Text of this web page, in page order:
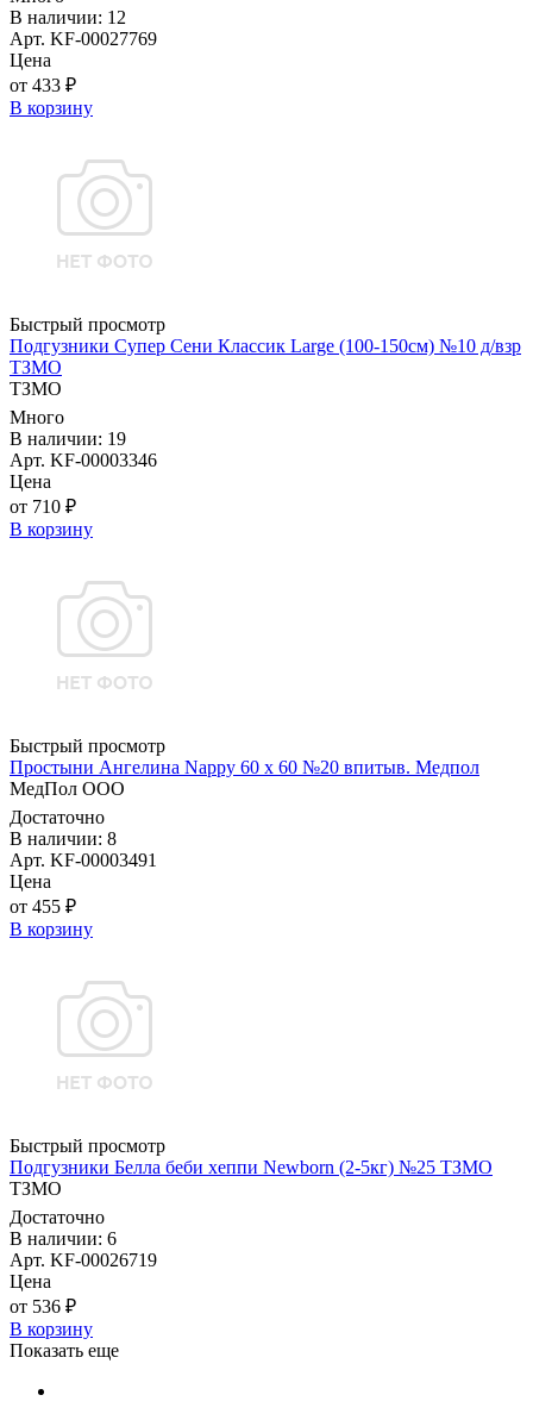
В наличии: 12
Арт. KF-00027769
Цена
от 433 ₽
В корзину
Быстрый просмотр
Подгузники Супер Сени Классик Large (100-150см) №10 д/взр
ТЗМО
ТЗМО
Много
В наличии: 19
Арт. KF-00003346
Цена
от 710 ₽
В корзину
Быстрый просмотр
Простыни Ангелина Nappy 60 х 60 №20 впитыв. Медпол
МедПол ООО
Достаточно
В наличии: 8
Арт. KF-00003491
Цена
от 455 ₽
В корзину
Быстрый просмотр
Подгузники Белла беби хеппи Newborn (2-5кг) №25 ТЗМО
ТЗМО
Достаточно
В наличии: 6
Арт. KF-00026719
Цена
от 536 ₽
В корзину
Показать еще